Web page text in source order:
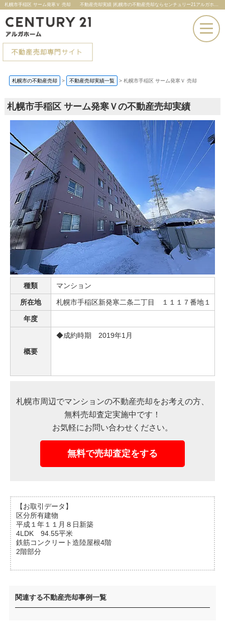
札幌市手稲区 サーム発寒Ｖ 売却 不動産売却実績 |札幌市の不動産売却ならセンチュリー21アルガホーム
その場で売却査定
早く
売りたい
高く
売りたい
秘密に
売りたい
売った後も
住み続けたい
スタッフ紹介 会社概要
お問い合わせ
札幌市の不動産売却 > 不動産売却実績一覧 > 札幌市手稲区 サーム発寒Ｖ 売却
札幌市手稲区 サーム発寒Ｖの不動産売却実績
種類 マンション
所在地 札幌市手稲区新発寒二条二丁目 １１１７番地１
年度
概要
◆成約時期 2019年1月
札幌市周辺でマンションの不動産売却をお考えの方、
無料売却査定実施中です！
お気軽にお問い合わせください。
無料で売却査定をする
【お取引データ】
区分所有建物
平成１年１１月８日新築
4LDK 94.55平米
鉄筋コンクリート造陸屋根4階
2階部分
関連する不動産売却事例一覧